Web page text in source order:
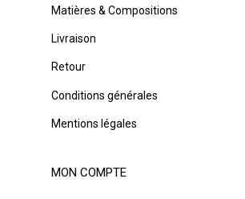
Matières & Compositions
Livraison
Retour
Conditions générales
Mentions légales
MON COMPTE